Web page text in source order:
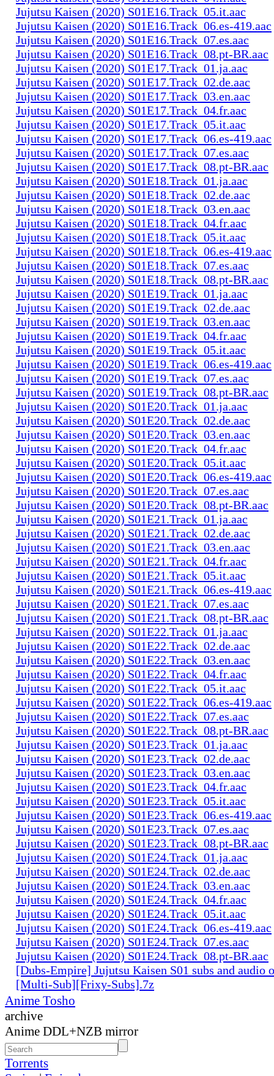
Jujutsu Kaisen (2020) S01E16.Track_05.it.aac
Jujutsu Kaisen (2020) S01E16.Track_06.es-419.aac
Jujutsu Kaisen (2020) S01E16.Track_07.es.aac
Jujutsu Kaisen (2020) S01E16.Track_08.pt-BR.aac
Jujutsu Kaisen (2020) S01E17.Track_01.ja.aac
Jujutsu Kaisen (2020) S01E17.Track_02.de.aac
Jujutsu Kaisen (2020) S01E17.Track_03.en.aac
Jujutsu Kaisen (2020) S01E17.Track_04.fr.aac
Jujutsu Kaisen (2020) S01E17.Track_05.it.aac
Jujutsu Kaisen (2020) S01E17.Track_06.es-419.aac
Jujutsu Kaisen (2020) S01E17.Track_07.es.aac
Jujutsu Kaisen (2020) S01E17.Track_08.pt-BR.aac
Jujutsu Kaisen (2020) S01E18.Track_01.ja.aac
Jujutsu Kaisen (2020) S01E18.Track_02.de.aac
Jujutsu Kaisen (2020) S01E18.Track_03.en.aac
Jujutsu Kaisen (2020) S01E18.Track_04.fr.aac
Jujutsu Kaisen (2020) S01E18.Track_05.it.aac
Jujutsu Kaisen (2020) S01E18.Track_06.es-419.aac
Jujutsu Kaisen (2020) S01E18.Track_07.es.aac
Jujutsu Kaisen (2020) S01E18.Track_08.pt-BR.aac
Jujutsu Kaisen (2020) S01E19.Track_01.ja.aac
Jujutsu Kaisen (2020) S01E19.Track_02.de.aac
Jujutsu Kaisen (2020) S01E19.Track_03.en.aac
Jujutsu Kaisen (2020) S01E19.Track_04.fr.aac
Jujutsu Kaisen (2020) S01E19.Track_05.it.aac
Jujutsu Kaisen (2020) S01E19.Track_06.es-419.aac
Jujutsu Kaisen (2020) S01E19.Track_07.es.aac
Jujutsu Kaisen (2020) S01E19.Track_08.pt-BR.aac
Jujutsu Kaisen (2020) S01E20.Track_01.ja.aac
Jujutsu Kaisen (2020) S01E20.Track_02.de.aac
Jujutsu Kaisen (2020) S01E20.Track_03.en.aac
Jujutsu Kaisen (2020) S01E20.Track_04.fr.aac
Jujutsu Kaisen (2020) S01E20.Track_05.it.aac
Jujutsu Kaisen (2020) S01E20.Track_06.es-419.aac
Jujutsu Kaisen (2020) S01E20.Track_07.es.aac
Jujutsu Kaisen (2020) S01E20.Track_08.pt-BR.aac
Jujutsu Kaisen (2020) S01E21.Track_01.ja.aac
Jujutsu Kaisen (2020) S01E21.Track_02.de.aac
Jujutsu Kaisen (2020) S01E21.Track_03.en.aac
Jujutsu Kaisen (2020) S01E21.Track_04.fr.aac
Jujutsu Kaisen (2020) S01E21.Track_05.it.aac
Jujutsu Kaisen (2020) S01E21.Track_06.es-419.aac
Jujutsu Kaisen (2020) S01E21.Track_07.es.aac
Jujutsu Kaisen (2020) S01E21.Track_08.pt-BR.aac
Jujutsu Kaisen (2020) S01E22.Track_01.ja.aac
Jujutsu Kaisen (2020) S01E22.Track_02.de.aac
Jujutsu Kaisen (2020) S01E22.Track_03.en.aac
Jujutsu Kaisen (2020) S01E22.Track_04.fr.aac
Jujutsu Kaisen (2020) S01E22.Track_05.it.aac
Jujutsu Kaisen (2020) S01E22.Track_06.es-419.aac
Jujutsu Kaisen (2020) S01E22.Track_07.es.aac
Jujutsu Kaisen (2020) S01E22.Track_08.pt-BR.aac
Jujutsu Kaisen (2020) S01E23.Track_01.ja.aac
Jujutsu Kaisen (2020) S01E23.Track_02.de.aac
Jujutsu Kaisen (2020) S01E23.Track_03.en.aac
Jujutsu Kaisen (2020) S01E23.Track_04.fr.aac
Jujutsu Kaisen (2020) S01E23.Track_05.it.aac
Jujutsu Kaisen (2020) S01E23.Track_06.es-419.aac
Jujutsu Kaisen (2020) S01E23.Track_07.es.aac
Jujutsu Kaisen (2020) S01E23.Track_08.pt-BR.aac
Jujutsu Kaisen (2020) S01E24.Track_01.ja.aac
Jujutsu Kaisen (2020) S01E24.Track_02.de.aac
Jujutsu Kaisen (2020) S01E24.Track_03.en.aac
Jujutsu Kaisen (2020) S01E24.Track_04.fr.aac
Jujutsu Kaisen (2020) S01E24.Track_05.it.aac
Jujutsu Kaisen (2020) S01E24.Track_06.es-419.aac
Jujutsu Kaisen (2020) S01E24.Track_07.es.aac
Jujutsu Kaisen (2020) S01E24.Track_08.pt-BR.aac
[Dubs-Empire] Jujutsu Kaisen S01 subs and
[Multi-Sub][Frixy-Subs].7z
Anime Tosho
archive
Anime DDL+NZB mirror
Torrents